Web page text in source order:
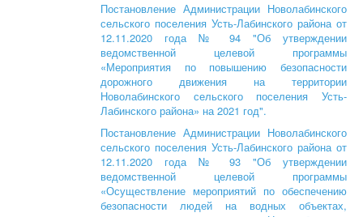
Постановление Администрации Новолабинского
сельского поселения Усть-Лабинского района от
12.11.2020 года № 94 "Об утверждении
ведомственной целевой программы
«Мероприятия по повышению безопасности
дорожного движения на территории
Новолабинского сельского поселения Усть-
Лабинского района» на 2021 год".
Постановление Администрации Новолабинского
сельского поселения Усть-Лабинского района от
12.11.2020 года № 93 "Об утверждении
ведомственной целевой программы
«Осуществление мероприятий по обеспечению
безопасности людей на водных объектах,